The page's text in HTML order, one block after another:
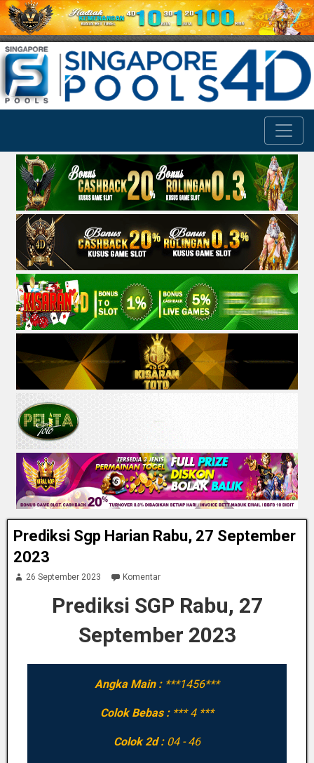
Prediksi Sgp Harian Rabu, 27 September
2023
26 September 2023 Komentar
Prediksi SGP Rabu, 27
September 2023
Angka Main : ***1456***
Colok Bebas : *** 4 ***
Colok 2d : 04 - 46